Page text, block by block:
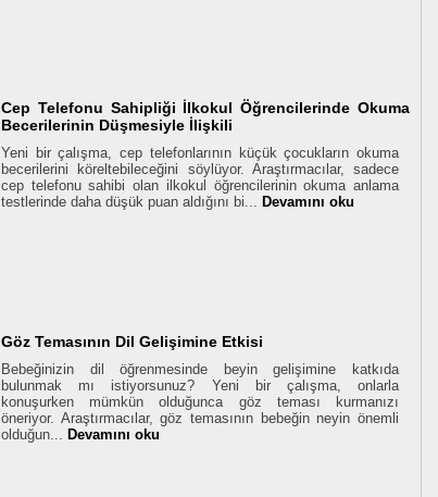
Cep Telefonu Sahipliği İlkokul Öğrencilerinde Okuma
Becerilerinin Düşmesiyle İlişkili
Yeni bir çalışma, cep telefonlarının küçük çocukların okuma
becerilerini köreltebileceğini söylüyor. Araştırmacılar, sadece
cep telefonu sahibi olan ilkokul öğrencilerinin okuma anlama
testlerinde daha düşük puan aldığını bi... Devamını oku
Göz Temasının Dil Gelişimine Etkisi
Bebeğinizin dil öğrenmesinde beyin gelişimine katkıda
bulunmak mı istiyorsunuz? Yeni bir çalışma, onlarla
konuşurken mümkün olduğunca göz teması kurmanızı
öneriyor. Araştırmacılar, göz temasının bebeğin neyin önemli
olduğun... Devamını oku